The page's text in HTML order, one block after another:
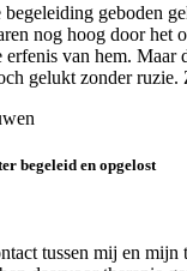
geboden
nog hoog door het
erfenis van hem. Maar
gelukt zonder ruzie.
begeleid en opgelost
tussen mij en mijn